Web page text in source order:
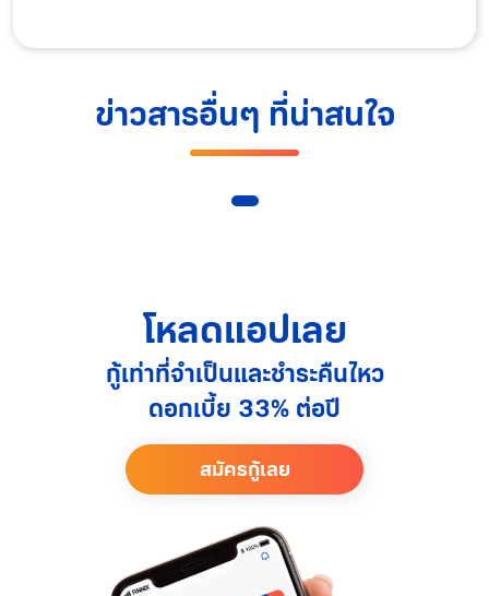
ข่าวสารอื่นๆ ที่น่าสนใจ
โหลดแอปเลย
กู้เท่าที่จำเป็นและชำระคืนไหว
ดอกเบี้ย 33% ต่อปี
สมัครกู้เลย